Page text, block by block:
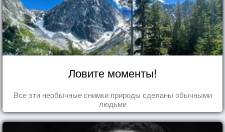
Ловите моменты!
Все эти необычные снимки природы сделаны обычными
людьми